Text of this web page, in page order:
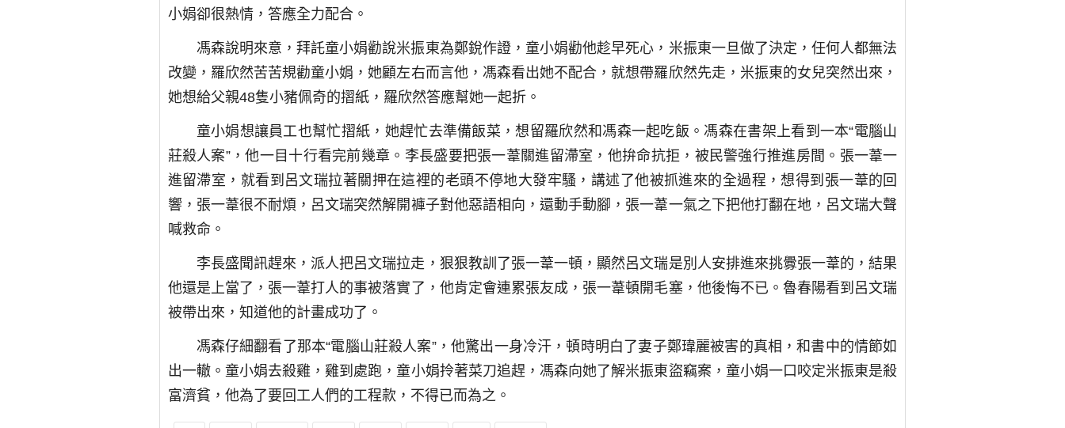
小娟卻很熱情，答應全力配合。
馮森說明來意，拜託童小娟勸說米振東為鄭銳作證，童小娟勸他趁早死心，米振東一旦做了決定，任何人都無法
改變，羅欣然苦苦規勸童小娟，她顧左右而言他，馮森看出她不配合，就想帶羅欣然先走，米振東的女兒突然出來，
她想給父親48隻小豬佩奇的摺紙，羅欣然答應幫她一起折。
童小娟想讓員工也幫忙摺紙，她趕忙去準備飯菜，想留羅欣然和馮森一起吃飯。馮森在書架上看到一本“電腦山
莊殺人案”，他一目十行看完前幾章。李長盛要把張一葦關進留滯室，他拚命抗拒，被民警強行推進房間。張一葦一
進留滯室，就看到呂文瑞拉著關押在這裡的老頭不停地大發牢騷，講述了他被抓進來的全過程，想得到張一葦的回
響，張一葦很不耐煩，呂文瑞突然解開褲子對他惡語相向，還動手動腳，張一葦一氣之下把他打翻在地，呂文瑞大聲
喊救命。
李長盛聞訊趕來，派人把呂文瑞拉走，狠狠教訓了張一葦一頓，顯然呂文瑞是別人安排進來挑釁張一葦的，結果
他還是上當了，張一葦打人的事被落實了，他肯定會連累張友成，張一葦頓開毛塞，他後悔不已。魯春陽看到呂文瑞
被帶出來，知道他的計畫成功了。
馮森仔細翻看了那本“電腦山莊殺人案”，他驚出一身冷汗，頓時明白了妻子鄭瑋麗被害的真相，和書中的情節如
出一轍。童小娟去殺雞，雞到處跑，童小娟拎著菜刀追趕，馮森向她了解米振東盜竊案，童小娟一口咬定米振東是殺
富濟貧，他為了要回工人們的工程款，不得已而為之。